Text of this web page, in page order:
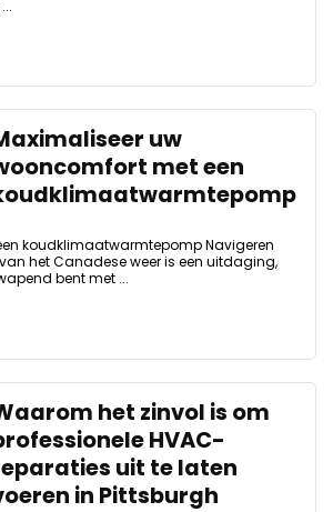
uw
met een
koudklimaatwarmtepomp Navigeren
het Canadese weer is een uitdaging,
bent met ...
het zinvol is om
HVAC-
uit te laten
in Pittsburgh